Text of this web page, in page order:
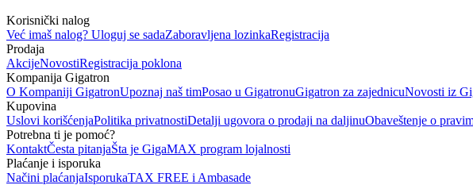
Korisnički nalog
Već imaš nalog? Uloguj se sadaZaboravljena lozinkaRegistracija
Prodaja
AkcijeNovostiRegistracija poklona
Kompanija Gigatron
O Kompaniji GigatronUpoznaj naš timPosao u GigatronuGigatron za zajednicuNovosti iz
Kupovina
Uslovi korišćenjaPolitika privatnostiDetalji ugovora o prodaji na daljinuObaveštenje o
Potrebna ti je pomoć?
KontaktČesta pitanjaŠta je GigaMAX program lojalnosti
Plaćanje i isporuka
Načini plaćanjaIsporukaTAX FREE i Ambasade